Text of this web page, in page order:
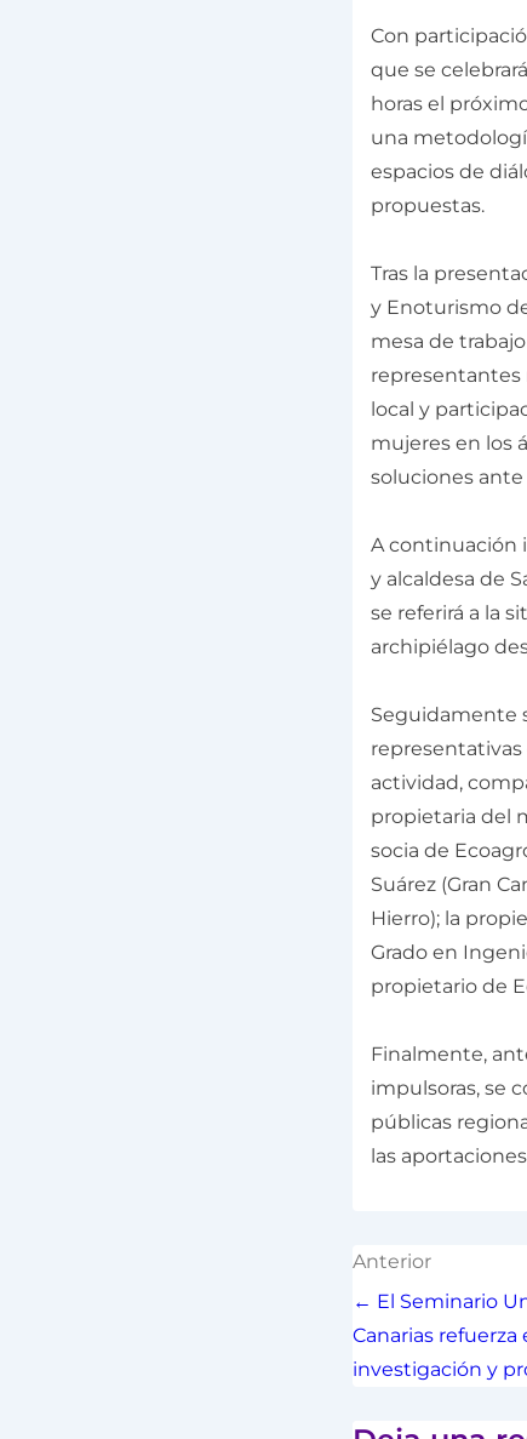
Con
que se
horas el
una
espacios de
propuestas.
Tras la
y Enoturismo
mesa de
representantes
local y
mujeres en los
soluciones ante
A continuación
y alcaldesa de
se referirá a la
archipiélago
Seguidamente
actividad,
propietaria del
socia de
Suárez (Gran
Hierro); la
Grado en
propietario de
Finalmente,
impulsoras, se
públicas
las
Anterior
← El Seminario
Canarias
investigación y